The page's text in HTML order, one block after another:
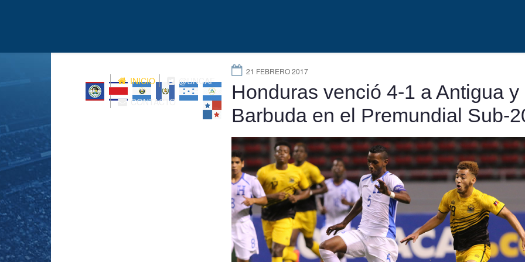
INICIO
@UNCAF
CONTACTO
21 FEBRERO 2017
Honduras venció 4-1 a Antigua y
Barbuda en el Premundial Sub-